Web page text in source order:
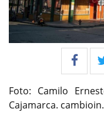
Foto: Camilo
Cajamarca.